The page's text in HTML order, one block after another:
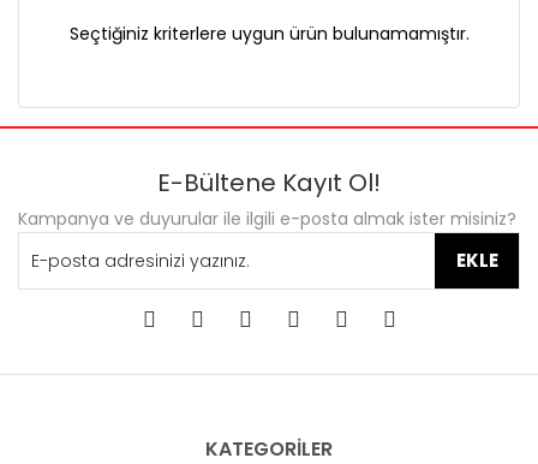
Seçtiğiniz kriterlere uygun ürün bulunamamıştır.
E-Bültene Kayıt Ol!
Kampanya ve duyurular ile ilgili e-posta almak ister misiniz?
EKLE
KATEGORİLER